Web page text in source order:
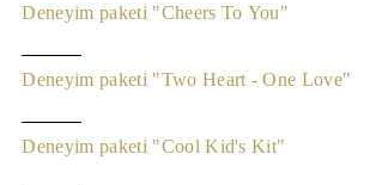
Deneyim paketi "Cheers To You"
Deneyim paketi "Two Heart - One Love"
Deneyim paketi "Cool Kid's Kit"